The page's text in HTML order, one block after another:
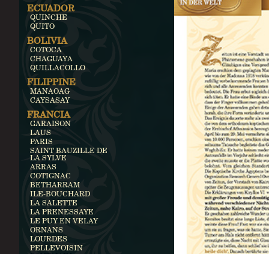
ECUADOR
QUINCHE
QUITO
BOLIVIA
COTOCA
CHAGUAYA
QUILLACOLLO
FILIPPINE
MANAOAG
CAYSASAY
FRANCIA
GARAISON
LAUS
PARIS
SAINT BAUZILLE DE
LA SYLVE
ARRAS
COTIGNAC
BETHARRAM
ILE-BOUCHARD
LA SALETTE
LA PRENESSAYE
LE PUY EN VELAY
ORNANS
LOURDES
PELLEVOISIN